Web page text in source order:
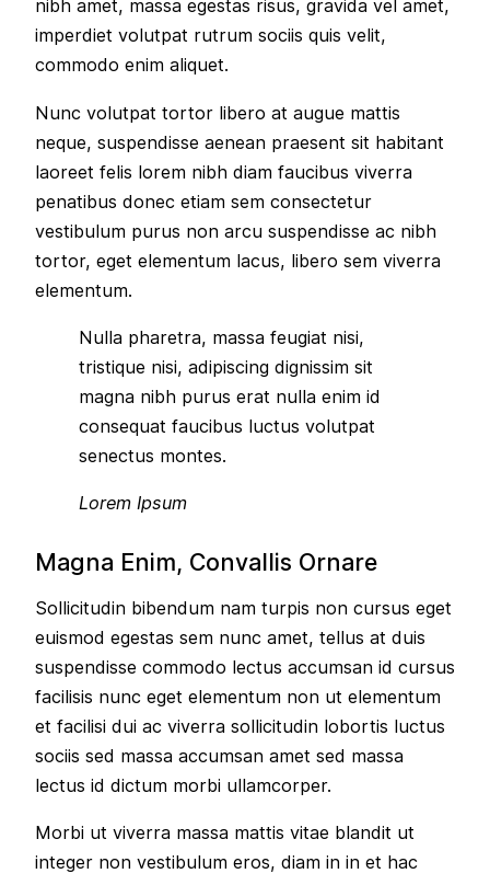
nibh amet, massa egestas risus, gravida vel amet,
imperdiet volutpat rutrum sociis quis velit,
commodo enim aliquet.
Nunc volutpat tortor libero at augue mattis
neque, suspendisse aenean praesent sit habitant
laoreet felis lorem nibh diam faucibus viverra
penatibus donec etiam sem consectetur
vestibulum purus non arcu suspendisse ac nibh
tortor, eget elementum lacus, libero sem viverra
elementum.
Nulla pharetra, massa feugiat nisi,
tristique nisi, adipiscing dignissim sit
magna nibh purus erat nulla enim id
consequat faucibus luctus volutpat
senectus montes.
Lorem Ipsum
Magna Enim, Convallis Ornare
Sollicitudin bibendum nam turpis non cursus eget
euismod egestas sem nunc amet, tellus at duis
suspendisse commodo lectus accumsan id cursus
facilisis nunc eget elementum non ut elementum
et facilisi dui ac viverra sollicitudin lobortis luctus
sociis sed massa accumsan amet sed massa
lectus id dictum morbi ullamcorper.
Morbi ut viverra massa mattis vitae blandit ut
integer non vestibulum eros, diam in in et hac